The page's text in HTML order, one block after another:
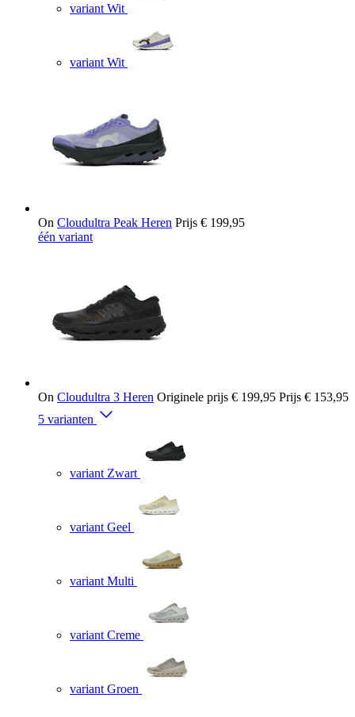
variant Wit
variant Wit
On Cloudultra Peak Heren Prijs € 199,95
één variant
On Cloudultra 3 Heren Originele prijs € 199,95 Prijs € 153,95
5 varianten
variant Zwart
variant Geel
variant Multi
variant Creme
variant Groen